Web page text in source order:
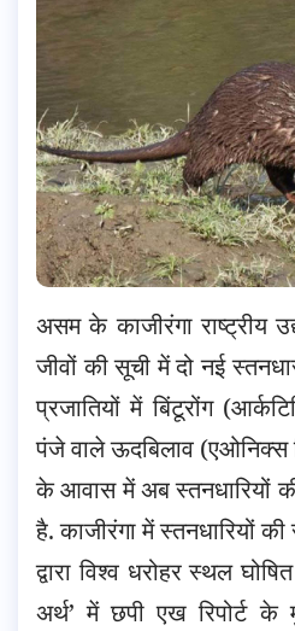
असम के काजीरंगा राष्ट्रीय
जीवों की सूची में दो नई
प्रजातियों में बिंटूरोंग
पंजे वाले ऊदबिलाव (एओनिक्स
के आवास में अब स्तनधारियों
है. काजीरंगा में स्तनधारियोंकी
द्वारा विश्व धरोहर स्थल
अर्थ’ में छपी एख रिपोर्ट के